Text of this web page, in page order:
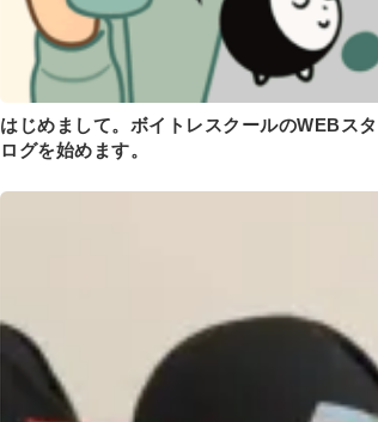
はじめまして。ボイトレスクールのWEBス
ログを始めます。